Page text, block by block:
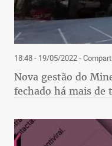
18:48 - 19/05/2022-
Nova gestão do
fechado há mais de